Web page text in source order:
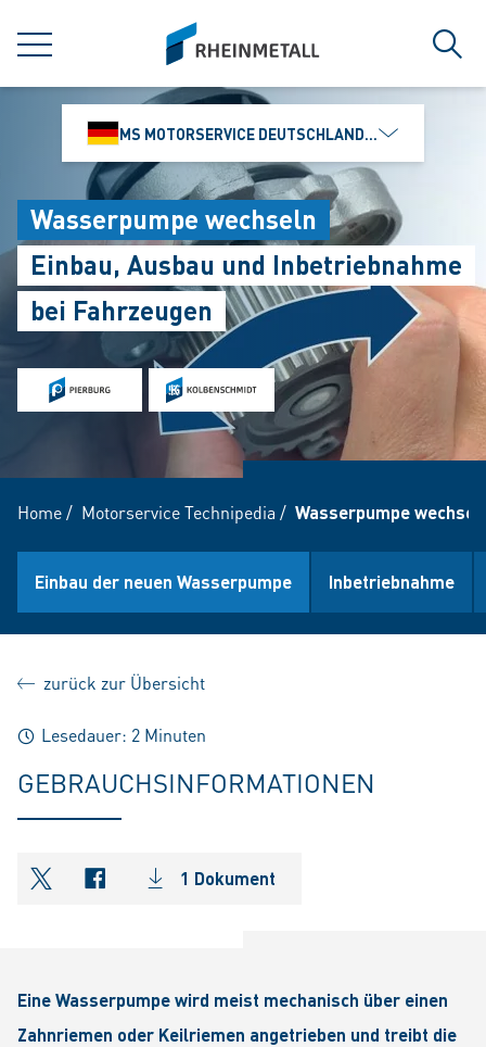
MENÜ
siteLogo
MS MOTORSERVICE DEUTSCHLAND GMBH
Wasserpumpe wechseln
Einbau, Ausbau und Inbetriebnahme
bei Fahrzeugen
Home/ Motorservice Technipedia / Wasserpumpe
Einbau der neuen Wasserpumpe Inbetriebnahme
zurück zur Übersicht
Lesedauer: 2 Minuten
GEBRAUCHSINFORMATIONEN
shareOntwitter
shareOnfacebook
1 Dokument
Eine Wasserpumpe wird meist mechanisch über einen
Zahnriemen oder Keilriemen angetrieben und treibt die